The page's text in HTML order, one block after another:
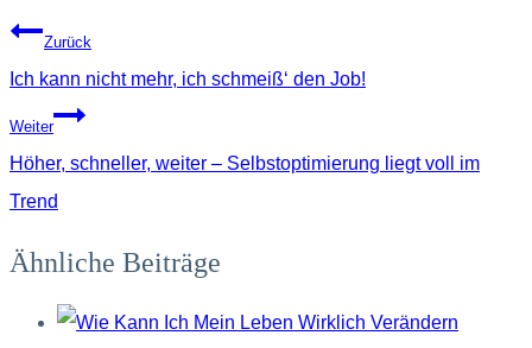
Beitragsnavigation
Zurück
Ich kann nicht mehr, ich schmeiß‘ den Job!
Weiter
Höher, schneller, weiter – Selbstoptimierung liegt voll im
Trend
Ähnliche Beiträge